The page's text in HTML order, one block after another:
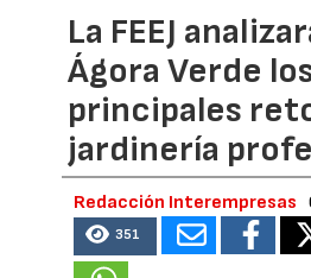
La FEEJ
Ágora Verde
principales
jardinería
Redacción Interempresas
351